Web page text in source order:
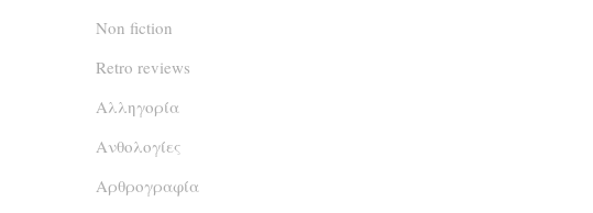
Non fiction
Retro reviews
Αλληγορία
Ανθολογίες
Αρθρογραφία